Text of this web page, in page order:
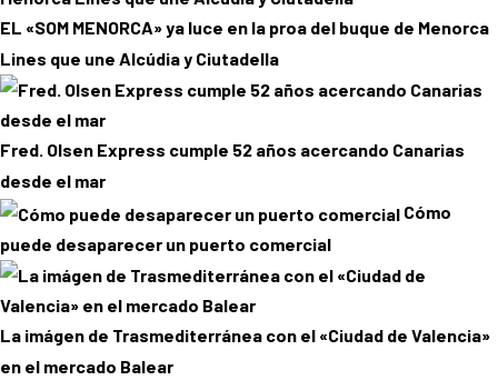
EL «SOM MENORCA» ya luce en la proa del buque de Menorca
Lines que une Alcúdia y Ciutadella
Fred. Olsen Express cumple 52 años acercando Canarias
desde el mar
Cómo
puede desaparecer un puerto comercial
La imágen de Trasmediterránea con el «Ciudad de Valencia»
en el mercado Balear